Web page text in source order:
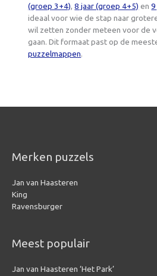
(groep 3+4),8 jaar (groep 4+5) en
ideaal voor wie de stap naar
wil zetten zonder meteen voor de
gaan. Dit formaat past op de
puzzelmappen.
Merken puzzels
Jan van Haasteren
King
Ravensburger
Meest populair
Jan van Haasteren ‘Het Park’